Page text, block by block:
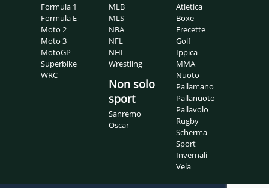
Formula 1
Formula E
Moto 2
Moto 3
MotoGP
Superbike
WRC
MLB
MLS
NBA
NFL
NHL
Wrestling
Non solo
sport
Sanremo
Oscar
Atletica
Boxe
Frecette
Golf
Ippica
MMA
Nuoto
Pallamano
Pallanuoto
Pallavolo
Rugby
Scherma
Sport
Invernali
Vela